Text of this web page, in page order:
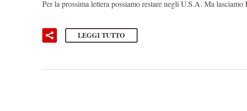
Per la prossima lettera possiamo restare negli U.S.A. Ma
LEGGI TUTTO